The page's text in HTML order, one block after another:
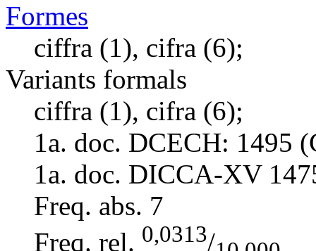
Formes
ciffra (1), cifra (6);
Variants formals
ciffra (1), cifra (6);
1a. doc. DCECH: 1495
1a. doc. DICCA-XV
Freq. abs. 7
Freq. rel. 0,0313/